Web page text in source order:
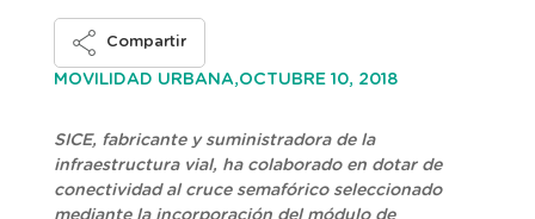
MOVILIDAD URBANA,OCTUBRE 10, 2018
Compartir
SICE, fabricante y suministradora de la
infraestructura vial, ha colaborado en dotar de
conectividad al cruce semafórico seleccionado
mediante la incorporación del módulo de